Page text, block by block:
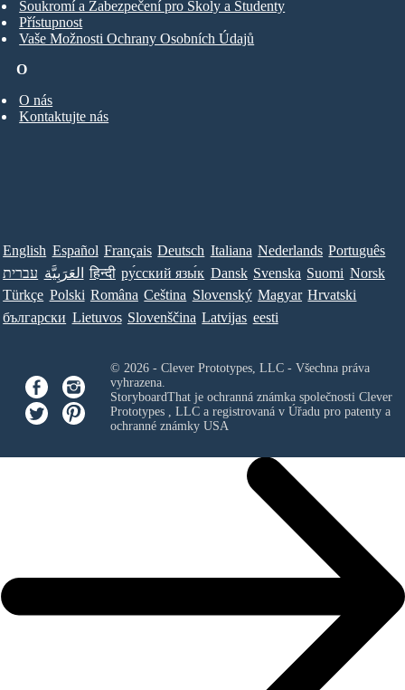
O
O nás
Kontaktujte nás
Soukromí a Zabezpečení pro Školy a Studenty
Přístupnost
Vaše Možnosti Ochrany Osobních Údajů
English Español Français Deutsch Italiana Nederlands Português
עברית العَرَبِيَّة हिन्दी ру́сский язы́к Dansk Svenska Suomi Norsk
Türkçe Polski Româna Ceština Slovenský Magyar Hrvatski
български Lietuvos Slovenščina Latvijas eesti
© 2026 - Clever Prototypes, LLC - Všechna práva
vyhrazena.
StoryboardThat je ochranná známka společnosti Clever
Prototypes , LLCa registrovaná v Úřadu pro patenty a
ochranné známky USA